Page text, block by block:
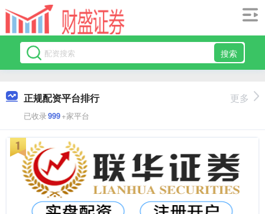
搜索
正规配资平台排行
已收录999+家平台
更多